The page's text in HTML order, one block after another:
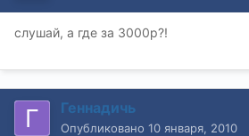
слушай, а где за 3000р?!
Геннадичь
Опубликовано 10 января, 2010